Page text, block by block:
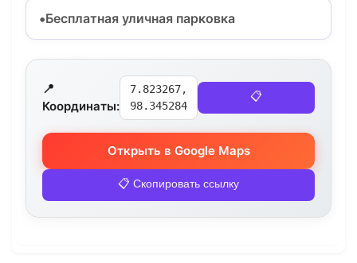
Бесплатная уличная парковка
📍
Координаты:
7.823267,
98.345284
📋
Открыть в Google Maps
📋 Скопировать ссылку